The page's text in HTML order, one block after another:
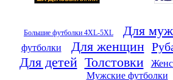
Большие футболки 4XL-5XL Для
футболки
Для женщин
Для детей Толстовки
Мужские футболки